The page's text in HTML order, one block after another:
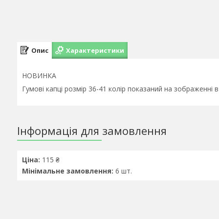
Опис Характеристики
НОВИНКА
Гумові капці розмір 36-41 колір показаний на зображенні
Інформація для замовлення
Ціна: 115 ₴
Мінімальне замовлення: 6 шт.